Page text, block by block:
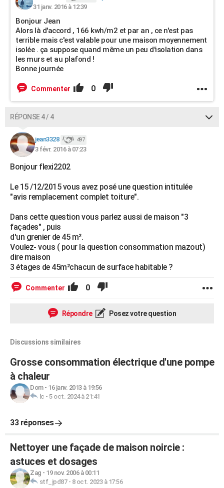
31 janv. 2016 à 12:39
Bonjour Jean
Alors là d'accord , 166 kwh/m2 et par an , ce n'est pas
terrible mais c'est valable pour une maison moyennement
isolée . ça suppose quand même un peu d'isolation dans
les murs et au plafond !
Bonne journée
Commenter 0
RÉPONSE 4 / 4
jean3328 497
3 févr. 2016 à 07:23
Bonjour flexi2202
Le 15 /12/2015 vous avez posé une question intitulée
"avis remplacement complet toiture".
Dans cette question vous parlez aussi de maison "3
façades" , puis
d'un grenier de 45 m².
Voulez- vous ( pour la question consommation mazout)
dire maison
3 étages de 45m²chacun de surface habitable ?
Commenter 0
Répondre Posez votre question
Discussions similaires
Grosse consommation électrique d'une pompe
à chaleur
Dom- 16 janv. 2013 à 19:56
lc - 5 oct. 2024 à 21:41
33 réponses
Nettoyer une façade de maison noircie :
astuces et dosages
Zag - 19 nov. 2006 à 00:11
stf_jpd87- 8 oct. 2023 à 17:56